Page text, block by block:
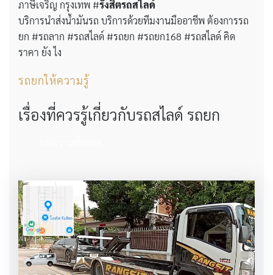
ภาษีเจริญ กรุงเทพ #รังสิตรถสไลด์
บริการนำส่งน้ำมันรถ บริการด้วยทีมงานมืออาชีพ ต้องการรถ
ยก #รถลาก #รถสไลด์ #รถยก #รถยก168 #รถสไลด์ คิด
ราคา ยัง ไง
รถยกให้ความรู้
เรื่องที่ควรรู้เกี่ยวกับรถสไลด์ รถยก